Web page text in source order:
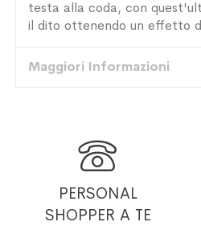
testa alla coda, con
il dito ottenendo un effetto
Maggiori Informazioni

PERSONAL
SHOPPER A TE